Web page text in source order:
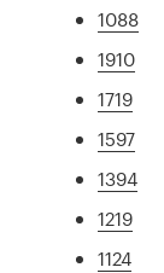
1088
1910
1719
1597
1394
1219
1124